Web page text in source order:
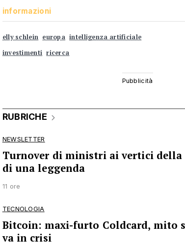
informazioni
elly schlein europa intelligenza artificiale
investimenti ricerca
RUBRICHE
NEWSLETTER
Turnover di ministri ai vertici
di una leggenda
11 ore
TECNOLOGIA
Bitcoin: maxi-furto Coldcard, mito
va in crisi